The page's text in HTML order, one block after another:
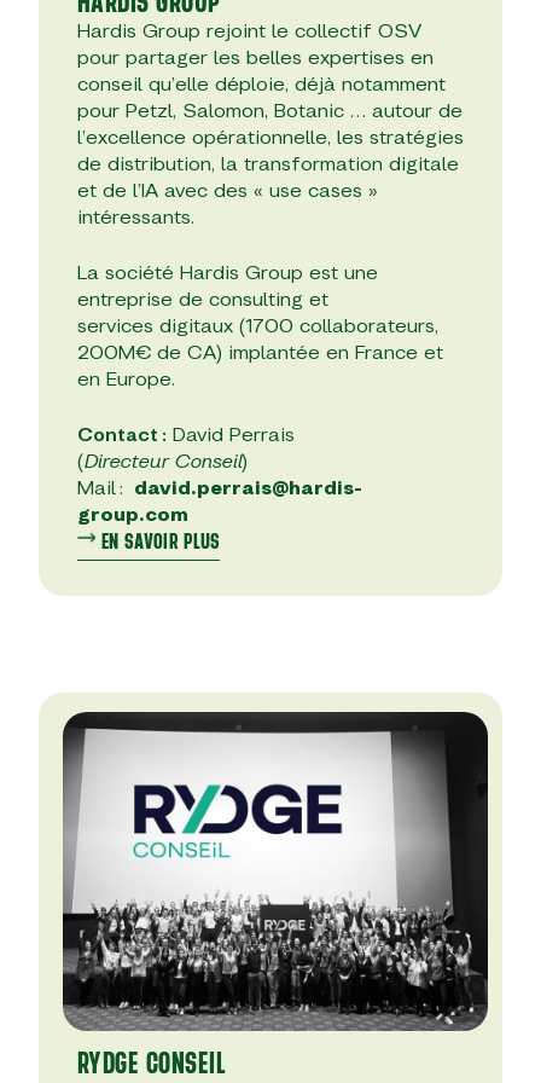
Hardis Group rejoint le collectif OSV
pour partager les belles expertises en
conseil qu’elle déploie, déjà notamment
pour Petzl, Salomon, Botanic … autour de
l’excellence opérationnelle, les stratégies
de distribution, la transformation digitale
et de l’IA avec des « use cases »
intéressants.
La société Hardis Group est une
entreprise de consulting et
services digitaux (1700 collaborateurs,
200M€ de CA) implantée en France et
en Europe.
Contact : David Perrais
(Directeur Conseil)
Mail : david.perrais@hardis-
group.com
EN SAVOIR PLUS
RYDGE CONSEIL